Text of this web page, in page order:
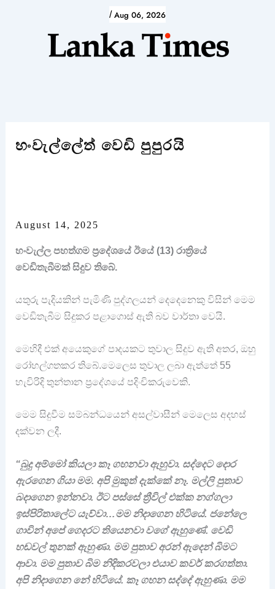
/ Aug 06, 2026
හංවැල්ලේත් වෙඩි පුපුරයි
August 14, 2025
හංවැල්ල පහත්ගම ප්‍රදේශයේ ඊයේ (13) රාත්‍රියේ
වෙඩිතැබීමක් සිදුව තිබේ.
යතුරු පැදියකින් පැමිණි පුද්ගලයන් දෙදෙනෙකු විසින් මෙම
වෙඩිතැබීම සිදුකර පළාගොස් ඇති බව වාර්තා වෙයි.
මෙහිදී එක් අයෙකුගේ පාදයකට තුවාල සිදුව ඇති අතර, ඔහු
රෝහල්ගතකර තිබේ.මෙලෙස තුවාල ලබා ඇත්තේ 55
හැවිරිදි තුන්තාන ප්‍රදේශයේ පදිංචිකරුවෙකි.
මෙම සිදුවීම සම්බන්ධයෙන් අසල්වාසීන් මෙලෙස අදහස්
දක්වන ලදී.
“බුදු අම්මෝ කියලා කෑ ගහනවා ඇහුවා. සද්දෙට දොර
ඇරගෙන ගියා මම. අපි මුකුත් දැක්කේ නෑ. මල්ලි පුතාව
බදාගෙන ඉන්නවා. ඊට පස්සේ ත්‍රීවිල් එක්ක නග්ගලා
ඉස්පිරිතාලේට යැව්වා…මම නිදාගෙන හිටියේ. ජනේලෙ
ගාවින් අපේ ගෙදරට තියෙනවා වගේ ඇහුණේ. වෙඩි
හඬවල් තුනක් ඇහුණා. මම පුතාව අරන් ඇදෙන් බිමට
ආවා. මම පුතාව බිම නිදිකරවලා එයාව කවර් කරගත්තා.
අපි නිදාගෙන නේ හිටියේ. කෑ ගහන සද්දේ ඇහුණා. මම